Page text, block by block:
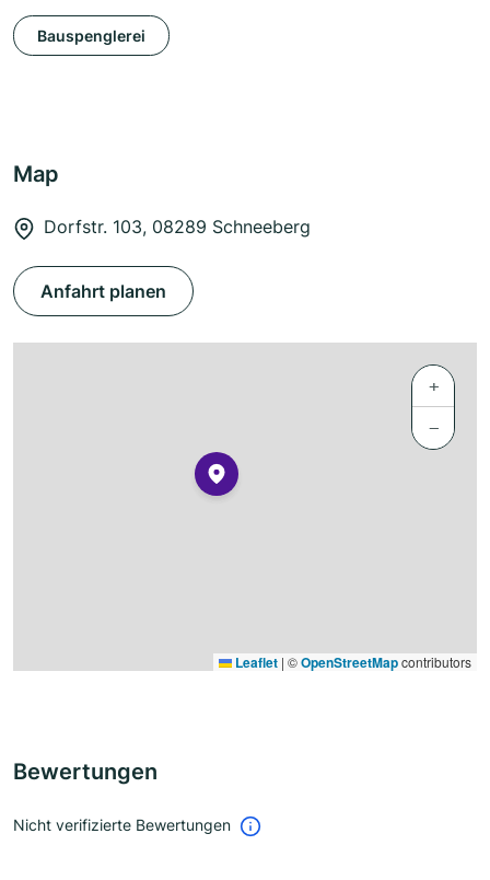
Bauspenglerei
Map
Dorfstr. 103, 08289 Schneeberg
Anfahrt planen
+
−
Leaflet | ©OpenStreetMapcontributors
Bewertungen
Nicht verifizierte Bewertungen